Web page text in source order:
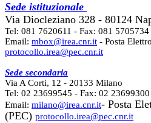
Sede istituzionale
Via Diocleziano 328 - 80124
Tel: 081 7620611 - Fax: 081 5705734
Email: mbox@irea.cnr.it - Posta
protocollo.irea@pec.cnr.it
Sede secondaria
Via A Corti, 12 - 20133 Milano
Tel: 02 23699545 - Fax: 02 23699300
Email: milano@irea.cnr.it- Posta
(PEC) protocollo.irea@pec.cnr.it